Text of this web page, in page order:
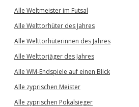
Alle Weltmeister im Futsal
Alle Welttorhüter des Jahres
Alle Welttorhüterinnen des Jahres
Alle Welttorjäger des Jahres
Alle WM-Endspiele auf einen Blick
Alle zyprischen Meister
Alle zyprischen Pokalsieger